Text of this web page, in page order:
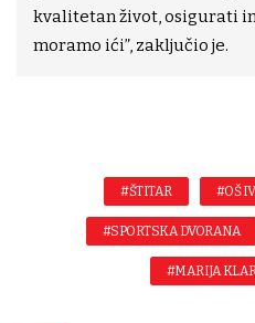
kvalitetan život, osigurati
moramo ići”, zaključio je.
#ŠTITAR #OŠ
#SPORTSKA DVORANA
#MARIJA